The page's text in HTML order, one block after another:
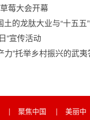
莓大会开幕
的龙肽大业与“十五五
”宣传活动
力”托举乡村振兴的武
| 聚焦中国 |
美丽中